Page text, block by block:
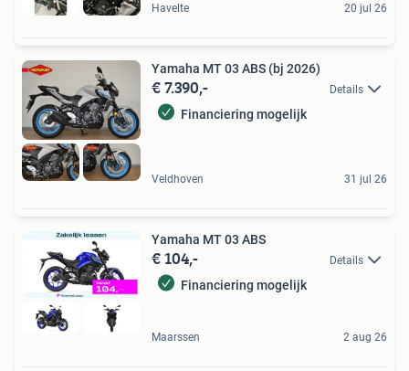
Havelte 20 jul 26
Yamaha MT 03 ABS (bj 2026)
€ 7.390,- Details
Financiering mogelijk
Veldhoven 31 jul 26
Yamaha MT 03 ABS
€ 104,- Details
Financiering mogelijk
Maarssen 2 aug 26